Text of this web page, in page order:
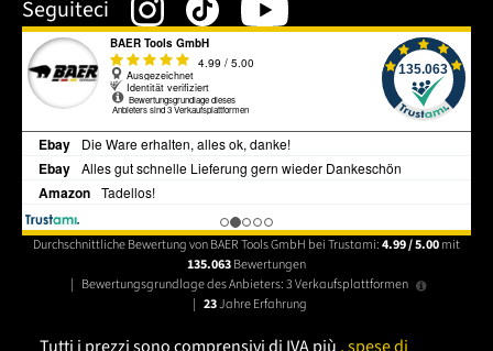
Seguiteci
Durchschnittliche Bewertung von BAER Tools GmbH bei Trustami:4.99 / 5.00mit
135.063Bewertungen
| Bewertungsgrundlage des Anbieters: 3 Verkaufsplattformen
| 23Jahre Erfahrung